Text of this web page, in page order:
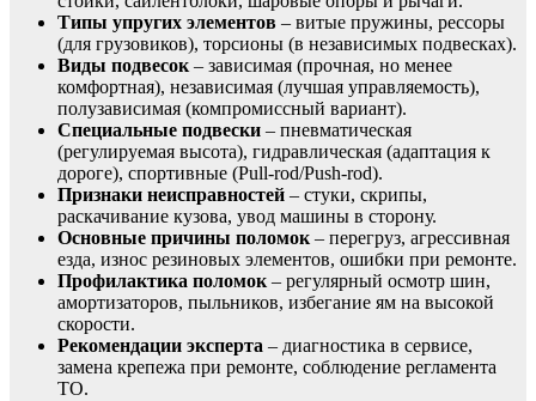
Типы упругих элементов – витые пружины, рессоры
(для грузовиков), торсионы (в независимых подвесках).
Виды подвесок – зависимая (прочная, но менее
комфортная), независимая (лучшая управляемость),
полузависимая (компромиссный вариант).
Специальные подвески – пневматическая
(регулируемая высота), гидравлическая (адаптация к
дороге), спортивные (Pull-rod/Push-rod).
Признаки неисправностей – стуки, скрипы,
раскачивание кузова, увод машины в сторону.
Основные причины поломок – перегруз, агрессивная
езда, износ резиновых элементов, ошибки при ремонте.
Профилактика поломок – регулярный осмотр шин,
амортизаторов, пыльников, избегание ям на высокой
скорости.
Рекомендации эксперта – диагностика в сервисе,
замена крепежа при ремонте, соблюдение регламента
ТО.